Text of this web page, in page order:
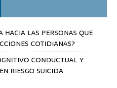
HACIA LAS PERSONAS QUE
COTIDIANAS?
CONDUCTUAL Y
RIESGO SUICIDA